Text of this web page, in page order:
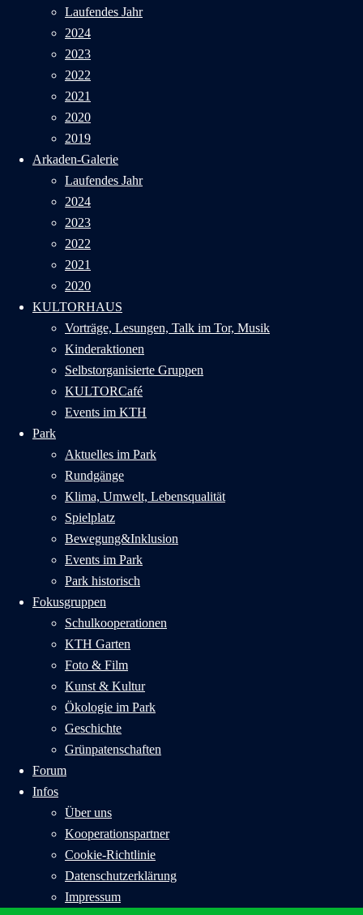
Laufendes Jahr
2024
2023
2022
2021
2020
2019
Arkaden-Galerie
Laufendes Jahr
2024
2023
2022
2021
2020
KULTORHAUS
Vorträge, Lesungen, Talk im Tor, Musik
Kinderaktionen
Selbstorganisierte Gruppen
KULTORCafé
Events im KTH
Park
Aktuelles im Park
Rundgänge
Klima, Umwelt, Lebensqualität
Spielplatz
Bewegung&Inklusion
Events im Park
Park historisch
Fokusgruppen
Schulkooperationen
KTH Garten
Foto & Film
Kunst & Kultur
Ökologie im Park
Geschichte
Grünpatenschaften
Forum
Infos
Über uns
Kooperationspartner
Cookie-Richtlinie
Datenschutzerklärung
Impressum